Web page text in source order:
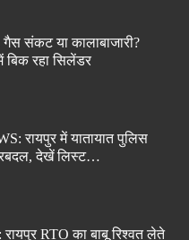
संकट या कालाबाजारी?
बिक रहा सिलेंडर
रायपुर में यातायात पुलिस
देखें लिस्ट…
RTO का बाबू रिश्वत लेते